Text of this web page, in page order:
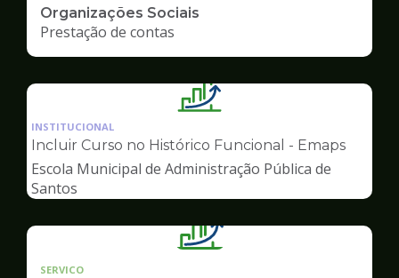
Organizações Sociais
Prestação de contas
Ilustração
pagina
de
Gestão
INSTITUCIONAL
Incluir Curso no Histórico Funcional - Emaps
Escola Municipal de Administração Pública de
Santos
SERVICO